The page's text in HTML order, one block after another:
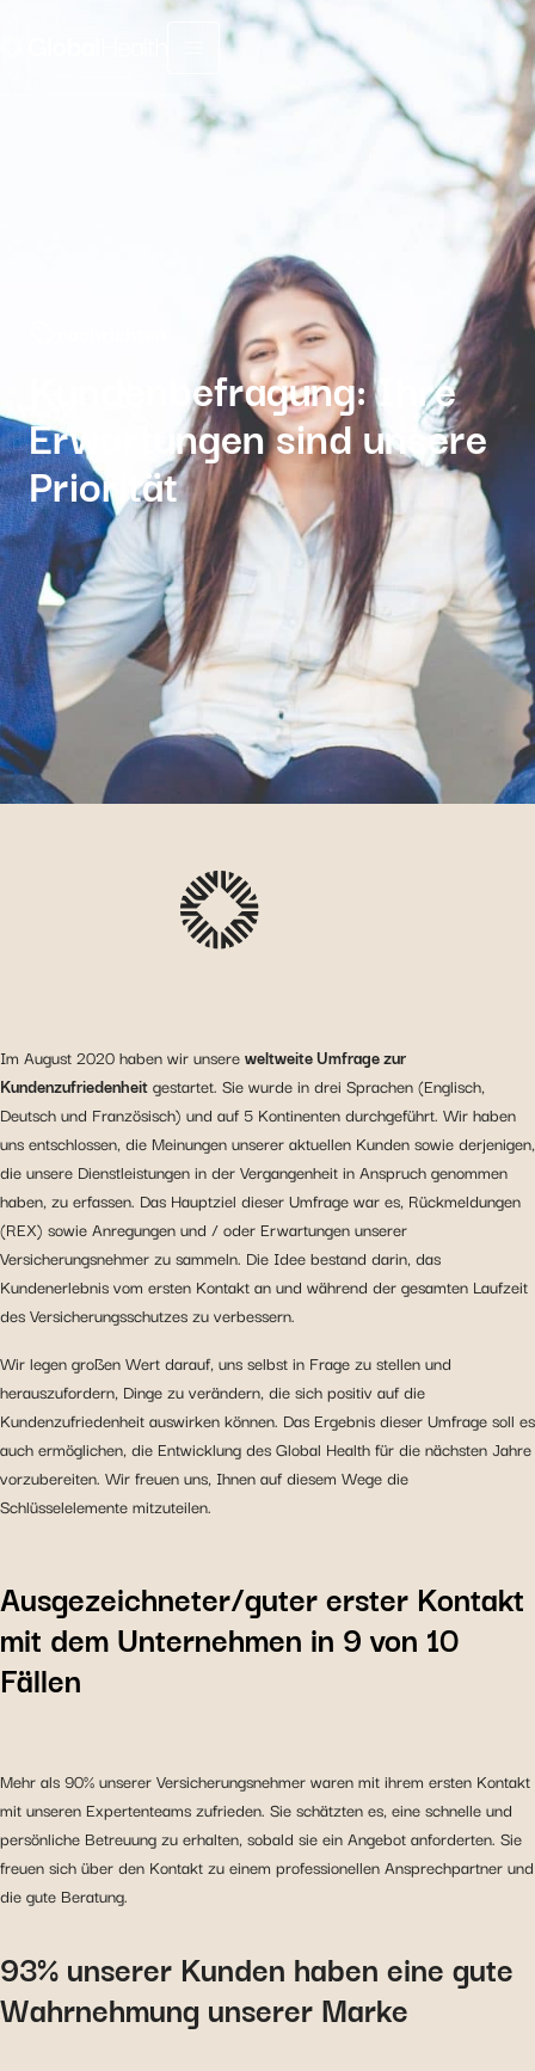
Menu fermé
Kundenbefragung: Ihre
Erwartungen sind unsere
Priorität
Im August 2020 haben wir unsereweltweite Umfrage zur
Kundenzufriedenheitgestartet. Sie wurde in drei Sprachen (Englisch,
Deutsch und Französisch) und auf 5 Kontinenten durchgeführt. Wir haben
uns entschlossen, die Meinungen unserer aktuellen Kunden sowie derjenigen,
die unsere Dienstleistungen in der Vergangenheit in Anspruch genommen
haben, zu erfassen. Das Hauptziel dieser Umfrage war es, Rückmeldungen
(REX) sowie Anregungen und / oder Erwartungen unserer
Versicherungsnehmer zu sammeln. Die Idee bestand darin, das
Kundenerlebnis vom ersten Kontakt an und während der gesamten Laufzeit
des Versicherungsschutzes zu verbessern.
Wir legen großen Wert darauf, uns selbst in Frage zu stellen und
herauszufordern, Dinge zu verändern, die sich positiv auf die
Kundenzufriedenheit auswirken können. Das Ergebnis dieser Umfrage soll es
auch ermöglichen, die Entwicklung des Global Health für die nächsten Jahre
vorzubereiten. Wir freuen uns, Ihnen auf diesem Wege die
Schlüsselelemente mitzuteilen.
Ausgezeichneter/guter erster Kontakt
mit dem Unternehmen in 9 von 10
Fällen
Mehr als 90% unserer Versicherungsnehmer waren mit ihrem ersten Kontakt
mit unseren Expertenteams zufrieden. Sie schätzten es, eine schnelle und
persönliche Betreuung zu erhalten, sobald sie ein Angebot anforderten. Sie
freuen sich über den Kontakt zu einem professionellen Ansprechpartner und
die gute Beratung.
93% unserer Kunden haben eine gute
Wahrnehmung unserer Marke